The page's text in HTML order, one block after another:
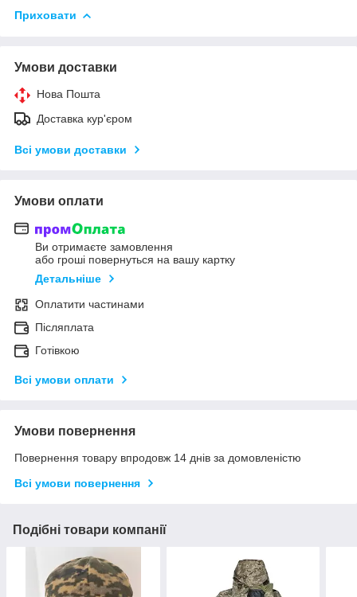
Приховати
Умови доставки
Нова Пошта
Доставка кур'єром
Всі умови доставки
Умови оплати
Ви отримаєте замовлення
або гроші повернуться на вашу картку
Детальніше
Оплатити частинами
Післяплата
Готівкою
Всі умови оплати
Умови повернення
Повернення товару впродовж 14 днів за домовленістю
Всі умови повернення
Подібні товари компанії